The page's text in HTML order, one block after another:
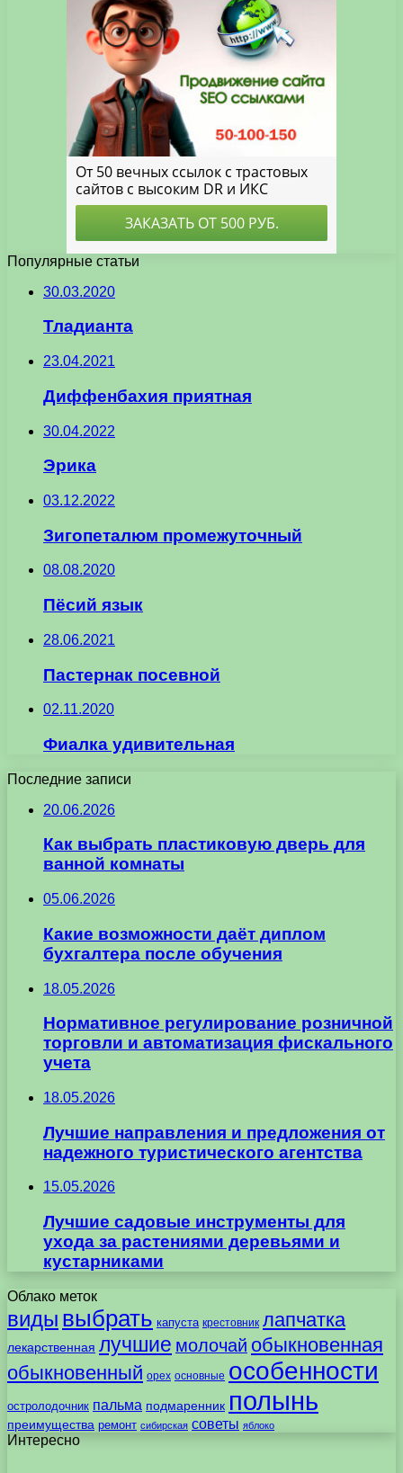
Популярные статьи
30.03.2020
Тладианта
23.04.2021
Диффенбахия приятная
30.04.2022
Эрика
03.12.2022
Зигопеталюм промежуточный
08.08.2020
Пёсий язык
28.06.2021
Пастернак посевной
02.11.2020
Фиалка удивительная
Последние записи
20.06.2026
Как выбрать пластиковую дверь для
ванной комнаты
05.06.2026
Какие возможности даёт диплом
бухгалтера после обучения
18.05.2026
Нормативное регулирование розничной
торговли и автоматизация фискального
учета
18.05.2026
Лучшие направления и предложения от
надежного туристического агентства
15.05.2026
Лучшие садовые инструменты для
ухода за растениями деревьями и
кустарниками
Облако меток
виды выбрать капуста крестовник лапчатка
лекарственная лучшие молочай обыкновенная
обыкновенный орех основные особенности
остролодочник пальма подмаренник полынь
преимущества ремонт сибирская советы яблоко
Интересно